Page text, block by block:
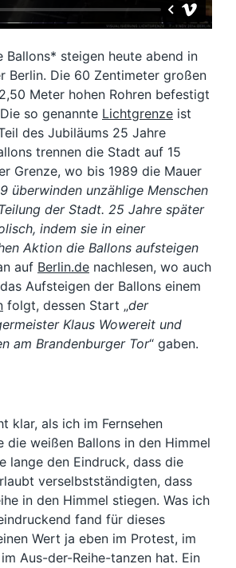
Ballons* steigen heute abend in
Berlin. Die 60 Zentimeter großen
Meter hohen Rohren befestigt
so genannte Lichtgrenze ist
des Jubiläums 25 Jahre
trennen die Stadt auf 15
Grenze, wo bis 1989 die Mauer
überwinden unzählige Menschen
der Stadt. 25 Jahre später
indem sie in einer
Aktion die Ballons aufsteigen
auf Berlin.de nachlesen, wo auch
Aufsteigen der Ballons einem
folgt, dessen Start „der
Klaus Wowereit und
am Brandenburger Tor“ gaben.
klar, als ich im Fernsehen
die weißen Ballons in den Himmel
lange den Eindruck, dass die
verselbstständigten, dass
in den Himmel stiegen. Was ich
fand für dieses
Wert ja eben im Protest, im
Aus-der-Reihe-tanzen hat. Ein